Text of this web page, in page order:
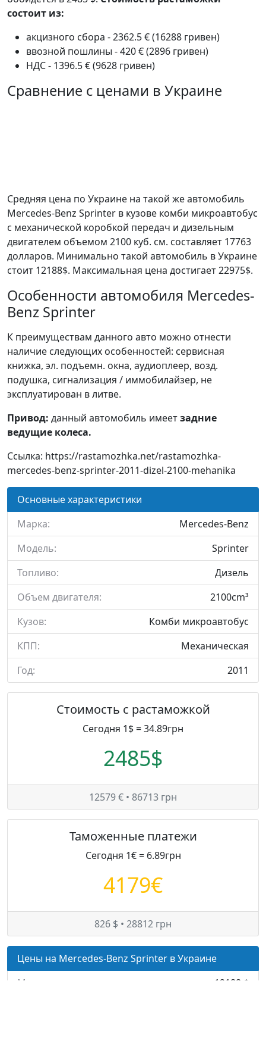
состоит из:
акцизного сбора - 2362.5 € (16288 гривен)
ввозной пошлины - 420 € (2896 гривен)
НДС - 1396.5 € (9628 гривен)
Сравнение с ценами в Украине
Средняя цена по Украине на такой же автомобиль
Mercedes-Benz Sprinter в кузове комби микроавтобус
c механической коробкой передач и дизельным
двигателем объемом 2100 куб. см. составляет 17763
долларов. Минимально такой автомобиль в Украине
стоит 12188$. Максимальная цена достигает 22975$.
Особенности автомобиля Mercedes-
Benz Sprinter
К преимуществам данного авто можно отнести
наличие следующих особенностей: сервисная
книжка, эл. подъемн. окна, аудиоплеер, возд.
подушка, сигнализация / иммобилайзер, не
эксплуатирован в литве.
Привод: данный автомобиль имеетзадние
ведущие колеса.
Ссылка: https://rastamozhka.net/rastamozhka-
mercedes-benz-sprinter-2011-dizel-2100-mehanika
Основные характеристики
Марка:
Mercedes-Benz
Модель:
Sprinter
Топливо:
Дизель
Объем двигателя:
2100cm³
Кузов:
Комби микроавтобус
КПП:
Механическая
Год:
2011
Стоимость с растаможкой
Сегодня 1$ = 34.89грн
2485$
12579 € • 86713 грн
Таможенные платежи
Сегодня 1€ = 6.89грн
4179€
826 $ • 28812 грн
Цены на Mercedes-Benz Sprinter в Украине
Минимум:
12188 $